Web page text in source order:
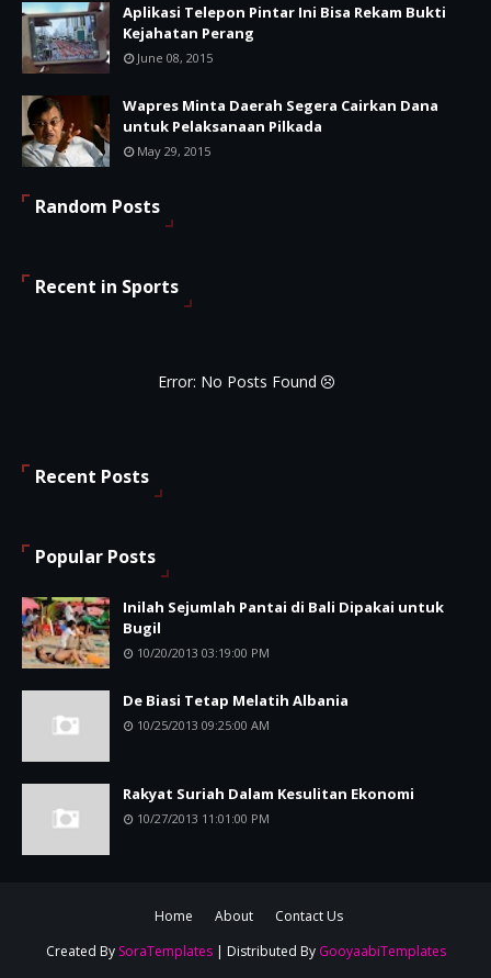
Aplikasi Telepon Pintar Ini Bisa Rekam Bukti
Kejahatan Perang
June 08, 2015
Wapres Minta Daerah Segera Cairkan Dana
untuk Pelaksanaan Pilkada
May 29, 2015
Random Posts
Recent in Sports
Error: No Posts Found
Recent Posts
Popular Posts
Inilah Sejumlah Pantai di Bali Dipakai untuk
Bugil
10/20/2013 03:19:00 PM
De Biasi Tetap Melatih Albania
10/25/2013 09:25:00 AM
Rakyat Suriah Dalam Kesulitan Ekonomi
10/27/2013 11:01:00 PM
Home About
Contact Us
Created By SoraTemplates| Distributed By GooyaabiTemplates